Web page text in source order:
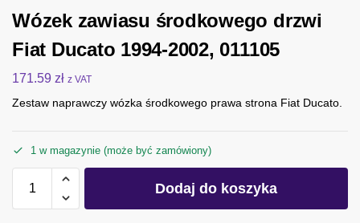
Wózek zawiasu środkowego drzwi
Fiat Ducato 1994-2002, 011105
171.59 zł z VAT
Zestaw naprawczy wózka środkowego prawa strona Fiat Ducato.
1 w magazynie (może być zamówiony)
Dodaj do koszyka